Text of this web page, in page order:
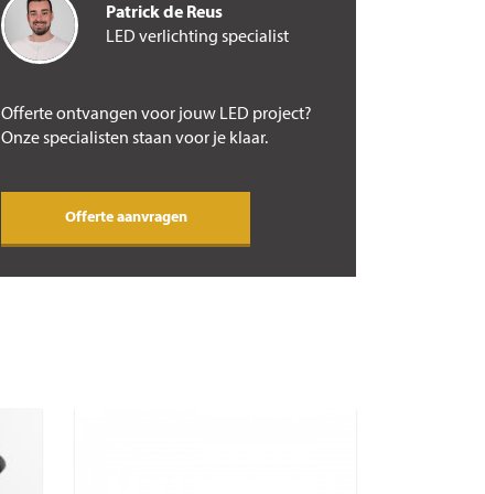
Patrick de Reus
LED verlichting specialist
Offerte ontvangen voor jouw LED project?
Onze specialisten staan voor je klaar.
Offerte aanvragen